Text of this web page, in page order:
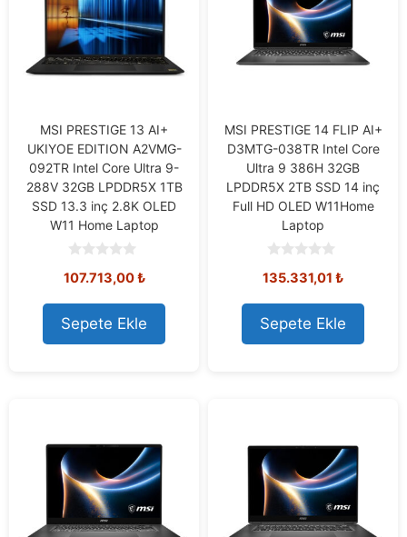
MSI PRESTIGE 13 AI+
UKIYOE EDITION A2VMG-
092TR Intel Core Ultra 9-
288V 32GB LPDDR5X 1TB
SSD 13.3 inç 2.8K OLED
W11 Home Laptop
o
t
o
f
5
107.713,00₺
Sepete Ekle
MSI PRESTIGE 14 FLIP AI+
D3MTG-038TR Intel Core
Ultra 9 386H 32GB
LPDDR5X 2TB SSD 14 inç
Full HD OLED W11Home
Laptop
o
t
o
f
5
135.331,01 ₺
Sepete Ekle